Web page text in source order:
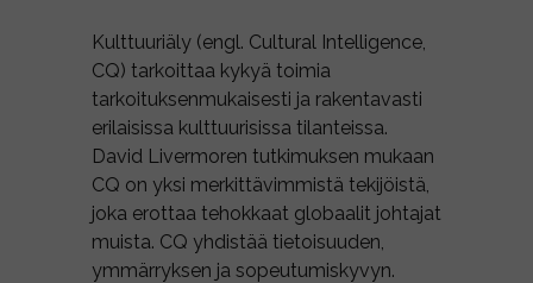
Kulttuuriäly (engl. Cultural Intelligence,
CQ) tarkoittaa kykyä toimia
tarkoituksenmukaisesti ja rakentavasti
erilaisissa kulttuurisissa tilanteissa.
David Livermoren tutkimuksen mukaan
CQ on yksi merkittävimmistä tekijöistä,
joka erottaa tehokkaat globaalit johtajat
muista. CQ yhdistää tietoisuuden,
ymmärryksen ja sopeutumiskyvyn.